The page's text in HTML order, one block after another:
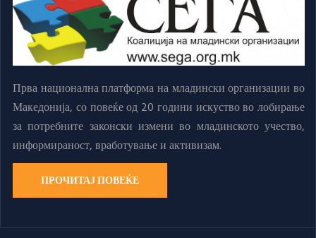
Прва национална платформа на младински организации во
Македонија, со повеќе од 20 години искуство во лобирање
за потребните законски измени во младинското учество,
информираност, вработување и активизам.
ПРОЧИТАЈ ПОВЕЌЕ